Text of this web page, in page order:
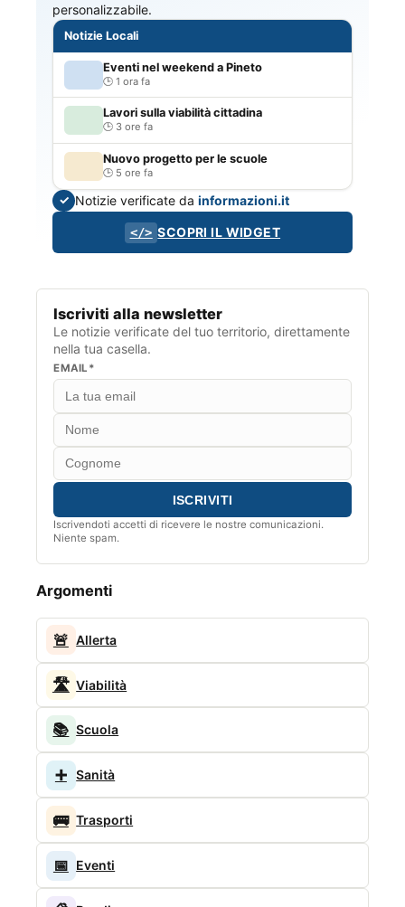
personalizzabile.
Notizie Locali
Eventi nel weekend a Pineto
1 ora fa
Lavori sulla viabilità cittadina
3 ore fa
Nuovo progetto per le scuole
5 ore fa
✓ Notizie verificate dainformazioni.it
</> SCOPRI IL WIDGET
Iscriviti alla newsletter
Le notizie verificate del tuo territorio, direttamente
nella tua casella.
EMAIL*
Iscrivendoti accetti di ricevere le nostre comunicazioni.
Niente spam.
Argomenti
🚨 Allerta
🛣️ Viabilità
📚 Scuola
➕ Sanità
🚌 Trasporti
📅 Eventi